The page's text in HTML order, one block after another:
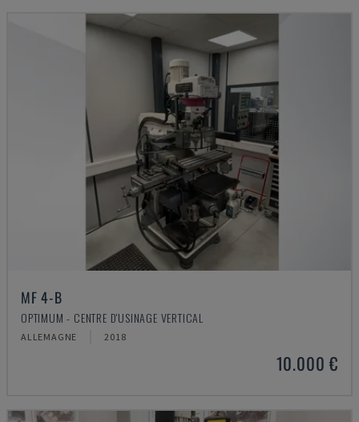
MF 4-B
OPTIMUM - CENTRE D'USINAGE VERTICAL
ALLEMAGNE 2018
10.000 €